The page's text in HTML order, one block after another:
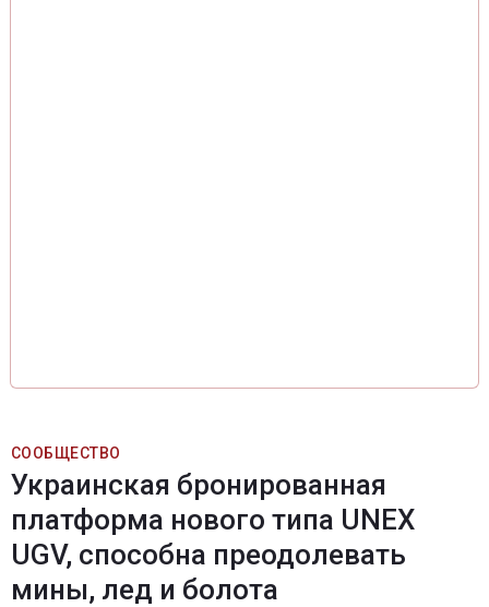
СООБЩЕСТВО
Украинская бронированная
платформа нового типа UNEX
UGV, способна преодолевать
мины, лед и болота